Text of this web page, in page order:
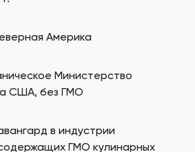
Америка
Министерство
США, без ГМО
в индустрии
ГМО кулинарных